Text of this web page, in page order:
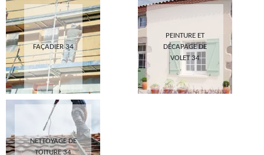
FAÇADIER 34
PEINTURE ET
DÉCAPAGE DE
VOLET 34
NETTOYAGE DE
TOITURE 34